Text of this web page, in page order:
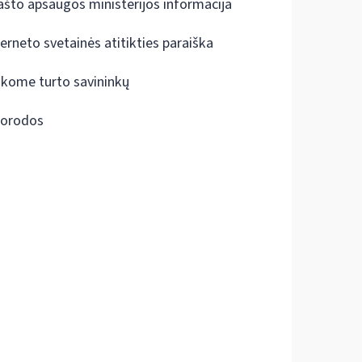
apsaugos ministerijos informacija
svetainės atitikties paraiška
turto savininkų